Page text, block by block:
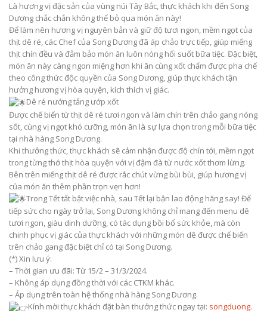
Là hương vị đặc sản của vùng núi Tây Bắc, thực khách khi đến Song
Dương chắc chắn không thể bỏ qua món ăn này!
Để làm nên hương vị nguyên bản và giữ độ tươi ngon, mềm ngọt của
thịt dê ré, các Chef của Song Dương đã áp chảo trực tiếp, giúp miếng
thịt chín đều và đảm bảo món ăn luôn nóng hổi suốt bữa tiệc. Đặc biệt,
món ăn này càng ngon miệng hơn khi ăn cùng xốt chấm được pha chế
theo công thức độc quyền của Song Dương, giúp thực khách tận
hưởng hương vị hòa quyện, kích thích vị giác.
Dê ré nướng tảng ướp xốt
Được chế biến từ thịt dê ré tươi ngon và làm chín trên chảo gang nóng
sốt, cùng vị ngọt khó cưỡng, món ăn là sự lựa chọn trong mỗi bữa tiệc
tại nhà hàng Song Dương.
Khi thưởng thức, thực khách sẽ cảm nhận được độ chín tới, mềm ngọt
trong từng thớ thịt hòa quyện với vị đậm đà từ nước xốt thơm lừng.
Bên trên miếng thịt dê ré được rắc chút vừng bùi bùi, giúp hương vị
của món ăn thêm phần trọn vẹn hơn!
Trong Tết tất bật việc nhà, sau Tết lại bận lao động hăng say! Để
tiếp sức cho ngày trở lại, Song Dương không chỉ mang đến menu dê
tươi ngon, giàu dinh dưỡng, có tác dụng bồi bổ sức khỏe, mà còn
chinh phục vị giác của thực khách với những món dê được chế biến
trên chảo gang đặc biệt chỉ có tại Song Dương.
(*) Xin lưu ý:
– Thời gian ưu đãi: Từ 15/2 – 31/3/2024.
– Không áp dụng đồng thời với các CTKM khác.
– Áp dụng trên toàn hệ thống nhà hàng Song Dương.
Kính mời thực khách đặt bàn thưởng thức ngay tại: songduong.